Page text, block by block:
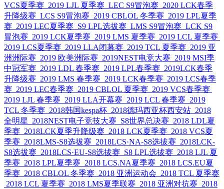
VCS夏季赛 2019 LJL 夏季赛 LEC S9冒泡赛 2020 LCK春季
升降级赛 LCS S9冒泡赛 2019 CBLOL 冬季赛 2019 LPL夏季
赛 2019 LEC夏季赛 S9 LPL选拔赛 LMS S9冒泡赛 LCK S9
冒泡赛 2019 LCK夏季赛 2019 LMS 夏季赛 2019 LCL 夏季赛
2019 LCS夏季赛 2019 LLA闭幕赛 2019 TCL 夏季赛 2019 亚
洲洲际赛 2019 欧美洲际赛 2019NEST电竞大赛 2019 MSI季
中冠军赛 2019 LDL 春季赛 2019 LPL春季赛 2019LCK春季
升降级赛 2019 LMS 春季赛 2019 LCK春季赛 2019 LCS春季
赛 2019 LEC春季赛 2019 CBLOL 夏季赛 2019 VCS春季赛
2019 LJL 春季赛 2019 LLA开幕赛 2019 LCL 春季赛 2019
TCL 冬季赛 2018韩国kespa杯 2018德玛西亚杯西安站 2018
全明星
2018NEST电子竞技大赛 S8世界总决赛 2018 LDL夏
季赛 2018LCK夏季升降级赛 2018 LCK夏季赛 2018 VCS夏
季赛 2018LMS-S8选拔赛 2018LCS·NA-S8选拔赛 2018LCK-
S8选拔赛 2018LCS·EU-S8选拔赛 S8 LPL选拔赛 2018 LJL 夏
季赛 2018 LPL夏季赛 2018 LCS.NA夏季赛 2018 LCS.EU夏
季赛 2018 CBLOL 冬季赛 2018 亚洲运动会 2018 TCL 夏季赛
2018 LCL 夏季赛 2018 LMS夏季联赛 2018 亚洲对抗赛 2018